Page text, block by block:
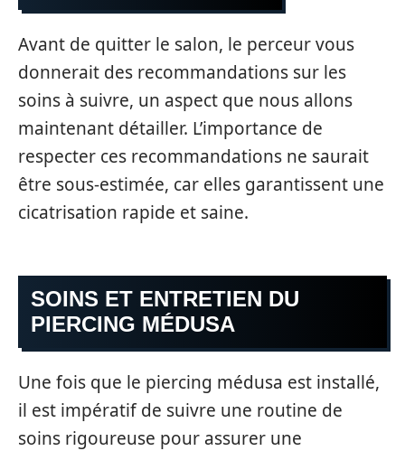
Avant de quitter le salon, le perceur vous
donnerait des recommandations sur les
soins à suivre, un aspect que nous allons
maintenant détailler. L’importance de
respecter ces recommandations ne saurait
être sous-estimée, car elles garantissent une
cicatrisation rapide et saine.
SOINS ET ENTRETIEN DU
PIERCING MÉDUSA
Une fois que le piercing médusa est installé,
il est impératif de suivre une routine de
soins rigoureuse pour assurer une